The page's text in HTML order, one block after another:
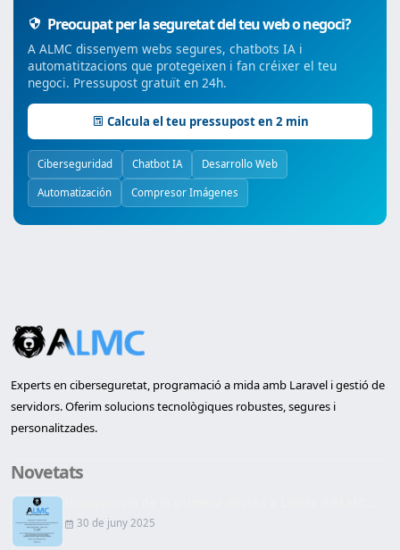
Preocupat per la seguretat del teu web o negoci?
A ALMC dissenyem webs segures, chatbots IA i
automatitzacions que protegeixen i fan créixer el teu
negoci. Pressupost gratuït en 24h.
Calcula el teu pressupost en 2 min
Ciberseguridad Chatbot IA Desarrollo Web
Automatización Compresor Imágenes
Experts en ciberseguretat, programació a mida amb Laravel i gestió de
servidors. Oferim solucions tecnològiques robustes, segures i
personalitzades.
Novetats
30 de juny 2025